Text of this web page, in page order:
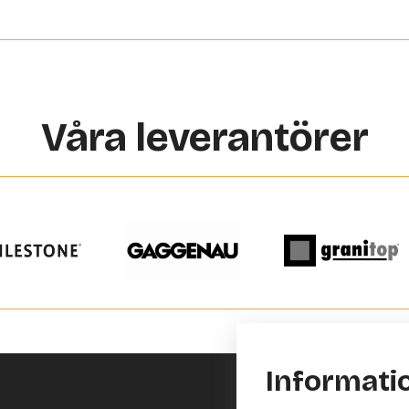
Våra leverantörer